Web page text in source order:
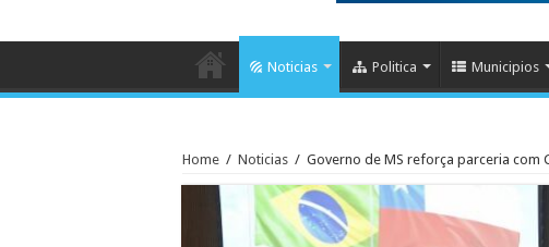
Noticias Politica Municipios
Home / Noticias / Governo de MS reforça parceria com